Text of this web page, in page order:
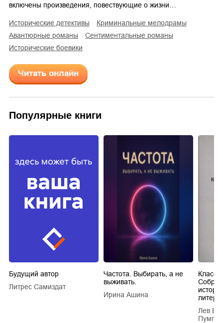
включены произведения, повествующие о жизни…
исторические детективы
криминальные мелодрамы
авантюрные романы
сентиментальные романы
исторические боевики
Читать онлайн
Популярные книги
Будущий автор
Литрес Самиздат
Частота. Выбирать, а не
выживать.
Ирина Ашина
Лев